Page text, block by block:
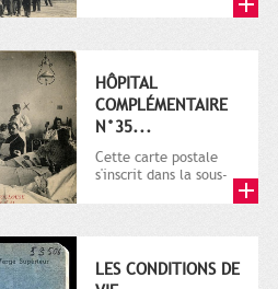
HÔPITAL
COMPLÉMENTAIRE
N°35...
Cette carte postale
s'inscrit dans la sous-
LES CONDITIONS DE